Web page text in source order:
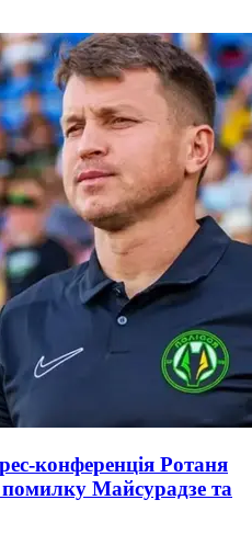
конференція Ротаня
Майсурадзе та